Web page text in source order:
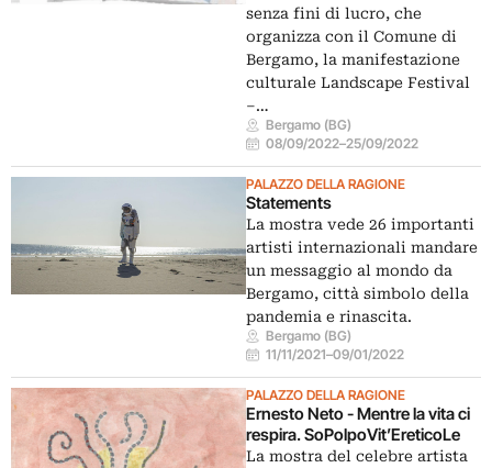
senza fini di lucro, che
organizza con il Comune di
Bergamo, la manifestazione
culturale Landscape Festival
–…
Bergamo (BG)
08/09/2022–25/09/2022
PALAZZO DELLA RAGIONE
Statements
La mostra vede 26 importanti
artisti internazionali mandare
un messaggio al mondo da
Bergamo, città simbolo della
pandemia e rinascita.
Bergamo (BG)
11/11/2021–09/01/2022
PALAZZO DELLA RAGIONE
Ernesto Neto - Mentre la vita ci
respira. SoPolpoVit’EreticoLe
La mostra del celebre artista